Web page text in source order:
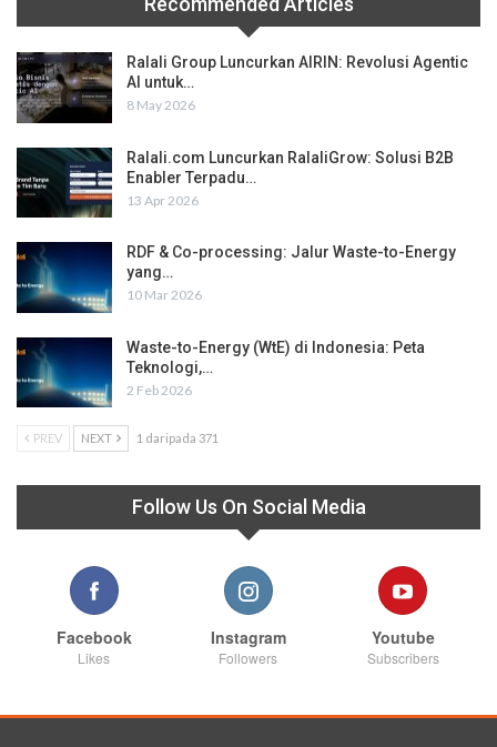
Ralali Group Luncurkan AIRIN: Revolusi Agentic
AI untuk…
8 May 2026
Ralali.com Luncurkan RalaliGrow: Solusi B2B
Enabler Terpadu…
13 Apr 2026
RDF & Co-processing: Jalur Waste-to-Energy
yang…
10 Mar 2026
Waste-to-Energy (WtE) di Indonesia: Peta
Teknologi,…
2 Feb 2026
PREV NEXT 1 daripada 371
Follow Us On Social Media
Facebook
Likes
Instagram
Followers
Youtube
Subscribers